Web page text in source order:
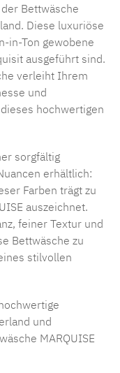
Bettwäsche
Diese luxuriöse
in-Ton gewobene
ausgeführt sind.
verleiht Ihrem
und
hochwertigen
sorgfältig
erhältlich:
Farben trägt zu
auszeichnet.
feiner Textur und
Bettwäsche zu
stilvollen
und
MARQUISE